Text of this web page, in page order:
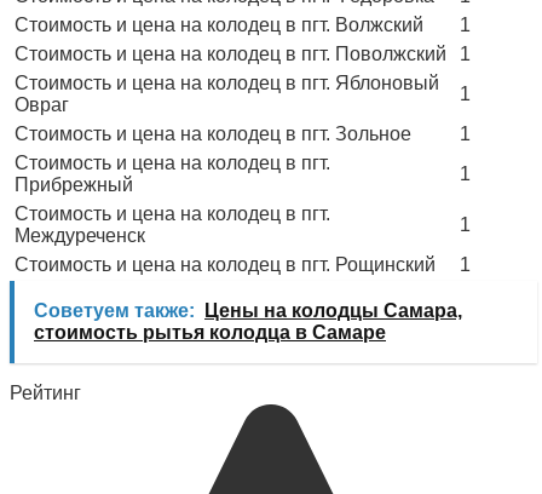
Стоимость и цена на колодец в пгт. Волжский
1
Стоимость и цена на колодец в пгт. Поволжский
1
Стоимость и цена на колодец в пгт. Яблоновый
Овраг
1
Стоимость и цена на колодец в пгт. Зольное
1
Стоимость и цена на колодец в пгт.
Прибрежный
1
Стоимость и цена на колодец в пгт.
Междуреченск
1
Стоимость и цена на колодец в пгт. Рощинский
1
Советуем также:
Цены на колодцы Самара,
стоимость рытья колодца в Самаре
Рейтинг